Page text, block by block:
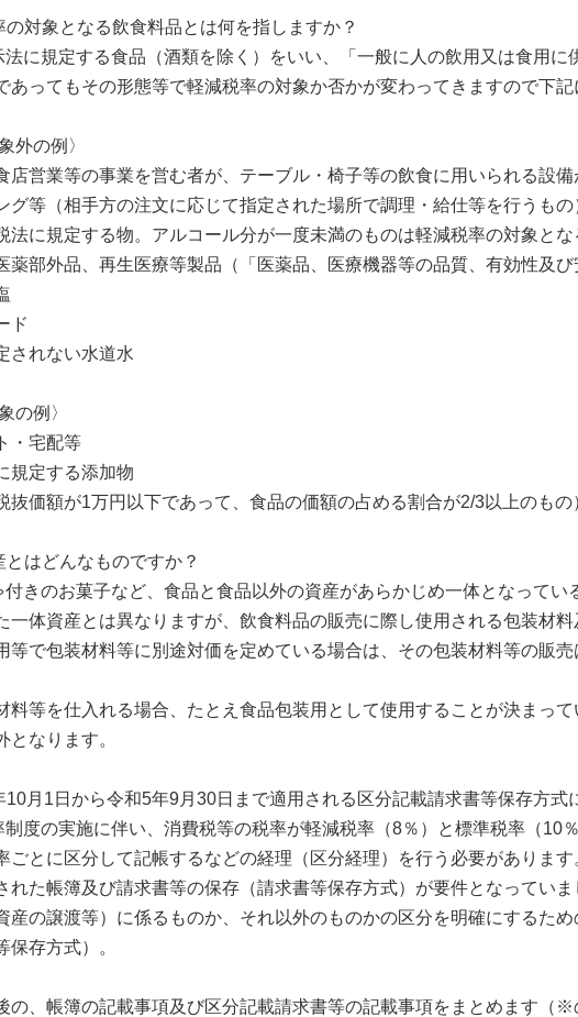
対象となる飲食料品とは何を指しますか？
に規定する食品（酒類を除く）をいい、「一般に人の飲用又は食用に
てもその形態等で軽減税率の対象か否かが変わってきますので下記
外の例〉
営業等の事業を営む者が、テーブル・椅子等の飲食に用いられる設備
等（相手方の注文に応じて指定された場所で調理・給仕等を行うもの
に規定する物。アルコール分が一度未満のものは軽減税率の対象とな
部外品、再生医療等製品（「医薬品、医療機器等の品質、有効性及び
ド
されない水道水
の例〉
・宅配等
規定する添加物
抜価額が1万円以下であって、食品の価額の占める割合が2/3以上のもの
はどんなものですか？
きのお菓子など、食品と食品以外の資産があらかじめ一体となって
一体資産とは異なりますが、飲食料品の販売に際し使用される包装材
等で包装材料等に別途対価を定めている場合は、その包装材料等の販売
等を仕入れる場合、たとえ食品包装用として使用することが決まっ
となります。
月1日から令和5年9月30日まで適用される区分記載請求書等保存方式
度の実施に伴い、消費税等の税率が軽減税率（8％）と標準税率（10
ごとに区分して記帳するなどの経理（区分経理）を行う必要がありま
れた帳簿及び請求書等の保存（請求書等保存方式）が要件となってい
産の譲渡等）に係るものか、それ以外のものかの区分を明確にするた
保存方式）。
、帳簿の記載事項及び区分記載請求書等の記載事項をまとめます（※